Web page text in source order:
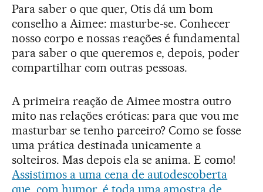
Para saber o que quer, Otis dá um bom
conselho a Aimee: masturbe-se. Conhecer
nosso corpo e nossas reações é fundamental
para saber o que queremos e, depois, poder
compartilhar com outras pessoas.
A primeira reação de Aimee mostra outro
mito nas relações eróticas: para que vou me
masturbar se tenho parceiro? Como se fosse
uma prática destinada unicamente a
solteiros. Mas depois ela se anima. E como!
Assistimos a uma cena de autodescoberta